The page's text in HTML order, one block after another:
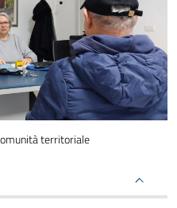
territoriale